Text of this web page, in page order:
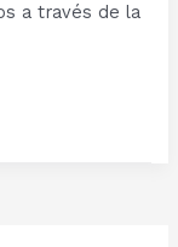
a través de la